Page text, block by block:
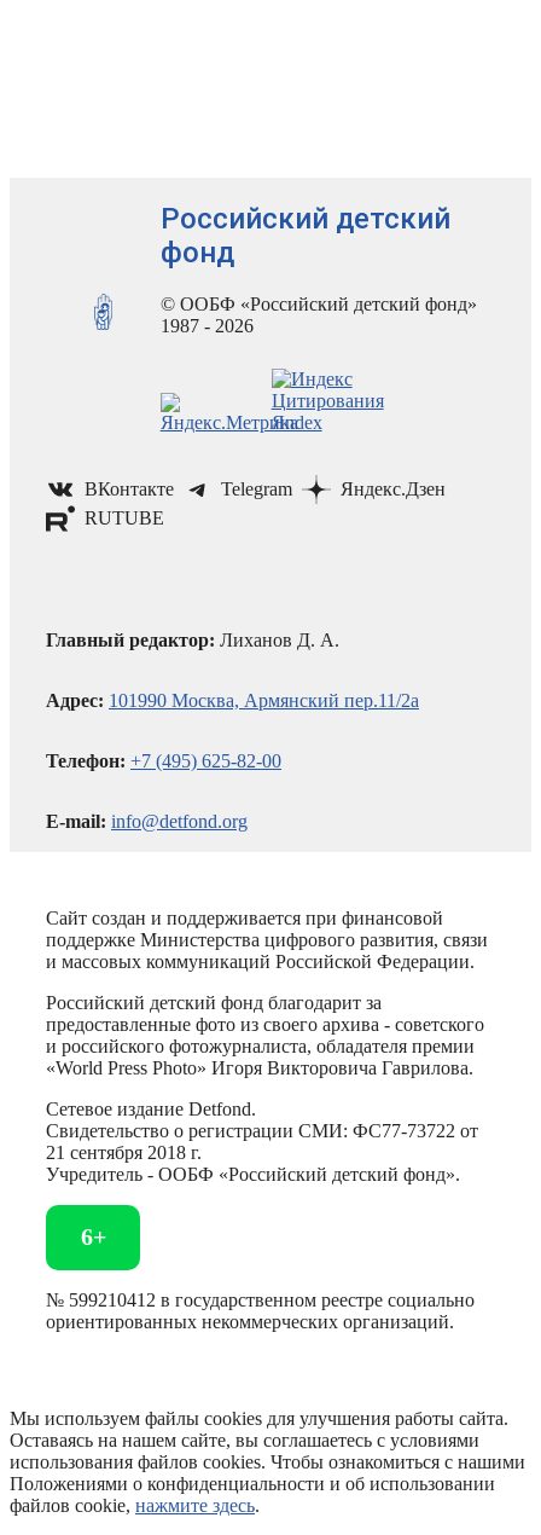
Российский детский
фонд
© ООБФ «Российский детский фонд»
1987 - 2026
ВКонтакте Telegram
Яндекс.Дзен
RUTUBE
Главный редактор: Лиханов Д. А.
Адрес: 101990 Москва, Армянский пер.11/2а
Телефон: +7 (495) 625-82-00
E-mail: info@detfond.org
Сайт создан и поддерживается при финансовой
поддержке Министерства цифрового развития, связи
и массовых коммуникаций Российской Федерации.
Российский детский фонд благодарит за
предоставленные фото из своего архива - советского
и российского фотожурналиста, обладателя премии
«World Press Photo» Игоря Викторовича Гаврилова.
Сетевое издание Detfond.
Свидетельство о регистрации СМИ: ФС77-73722 от
21 сентября 2018 г.
Учредитель - ООБФ «Российский детский фонд».
6+
№ 599210412 в государственном реестре социально
ориентированных некоммерческих организаций.
Мы используем файлы cookies для улучшения работы сайта.
Оставаясь на нашем сайте, вы соглашаетесь с условиями
использования файлов cookies. Чтобы ознакомиться с нашими
Положениями о конфиденциальности и об использовании
файлов cookie, нажмите здесь.